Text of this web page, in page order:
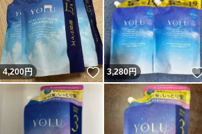
4,200円 いいね！
3,280円